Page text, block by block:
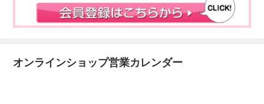
オンラインショップ営業カレンダー